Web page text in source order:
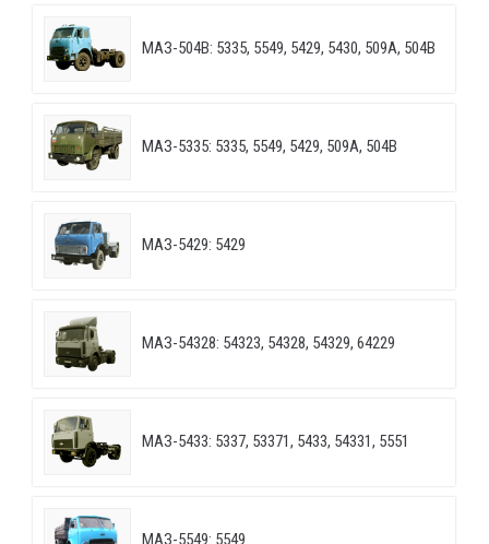
МАЗ-504В: 5335, 5549, 5429, 5430, 509А, 504В
МАЗ-5335: 5335, 5549, 5429, 509А, 504В
МАЗ-5429: 5429
МАЗ-54328: 54323, 54328, 54329, 64229
МАЗ-5433: 5337, 53371, 5433, 54331, 5551